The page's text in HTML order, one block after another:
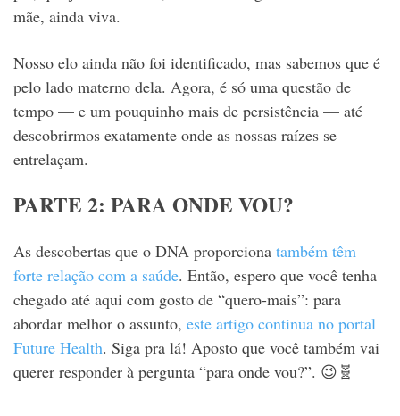
mãe, ainda viva.
Nosso elo ainda não foi identificado, mas sabemos que é
pelo lado materno dela. Agora, é só uma questão de
tempo — e um pouquinho mais de persistência — até
descobrirmos exatamente onde as nossas raízes se
entrelaçam.
PARTE 2: PARA ONDE VOU?
As descobertas que o DNA proporciona também têm
forte relação com a saúde. Então, espero que você tenha
chegado até aqui com gosto de “quero-mais”: para
abordar melhor o assunto, este artigo continua no portal
Future Health. Siga pra lá! Aposto que você também vai
querer responder à pergunta “para onde vou?”. 😉🧬